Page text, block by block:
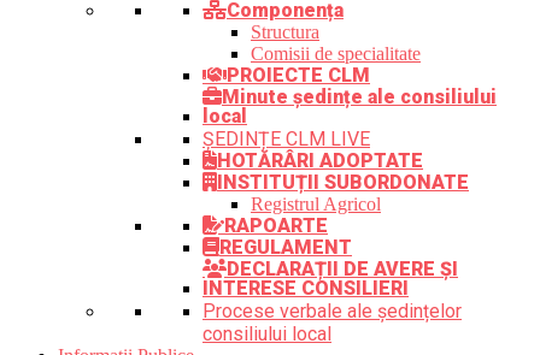
Componența
Structura
Comisii de specialitate
PROIECTE CLM
Minute ședințe ale consiliului
local
ȘEDINȚE CLM LIVE
HOTĂRÂRI ADOPTATE
INSTITUȚII SUBORDONATE
Registrul Agricol
RAPOARTE
REGULAMENT
DECLARAȚII DE AVERE ȘI
INTERESE CONSILIERI
Procese verbale ale ședințelor
consiliului local